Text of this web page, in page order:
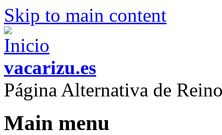
Skip to main content
vacarizu.es
Página Alternativa de
Main menu